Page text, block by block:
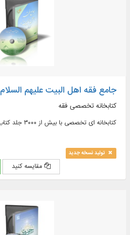
ومعاجم اللغة باللغتين العربية و الفارسية في ۶۲ مجلداً بقابليات البحث
جامع فقه اهل البیت علیهم السلام ۲
کتابخانه تخصصی فقه
کتابخانه ای تخصصی با بیش از ۳۰۰۰ جلد کتاب و رساله فقهی
تولید نسخه جدید
مقایسه کنید